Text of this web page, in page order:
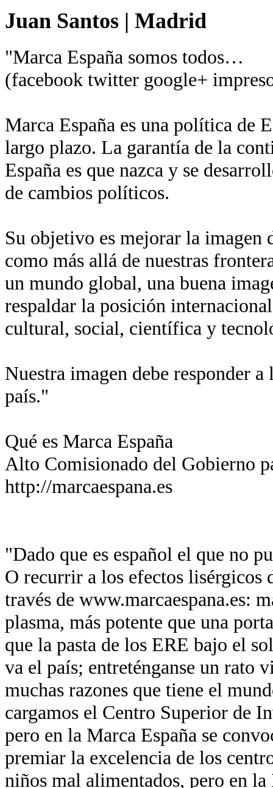
Juan Santos | Madrid
"Marca España somos todos…
(facebook twitter google+
Marca España es una política de
largo plazo. La garantía de la
España es que nazca y se
de cambios políticos.
Su objetivo es mejorar la imagen
como más allá de nuestras
un mundo global, una buena
respaldar la posición
cultural, social, científica y
Nuestra imagen debe responder
país."
Qué es Marca España
Alto Comisionado del Gobierno
http://marcaespana.es
"Dado que es español el que no
O recurrir a los efectos lisérgicos
través de www.marcaespana.es:
plasma, más potente que una
que la pasta de los ERE bajo el
va el país; entreténganse un rato
muchas razones que tiene el
cargamos el Centro Superior de
pero en la Marca España se
premiar la excelencia de los
niños mal alimentados, pero en